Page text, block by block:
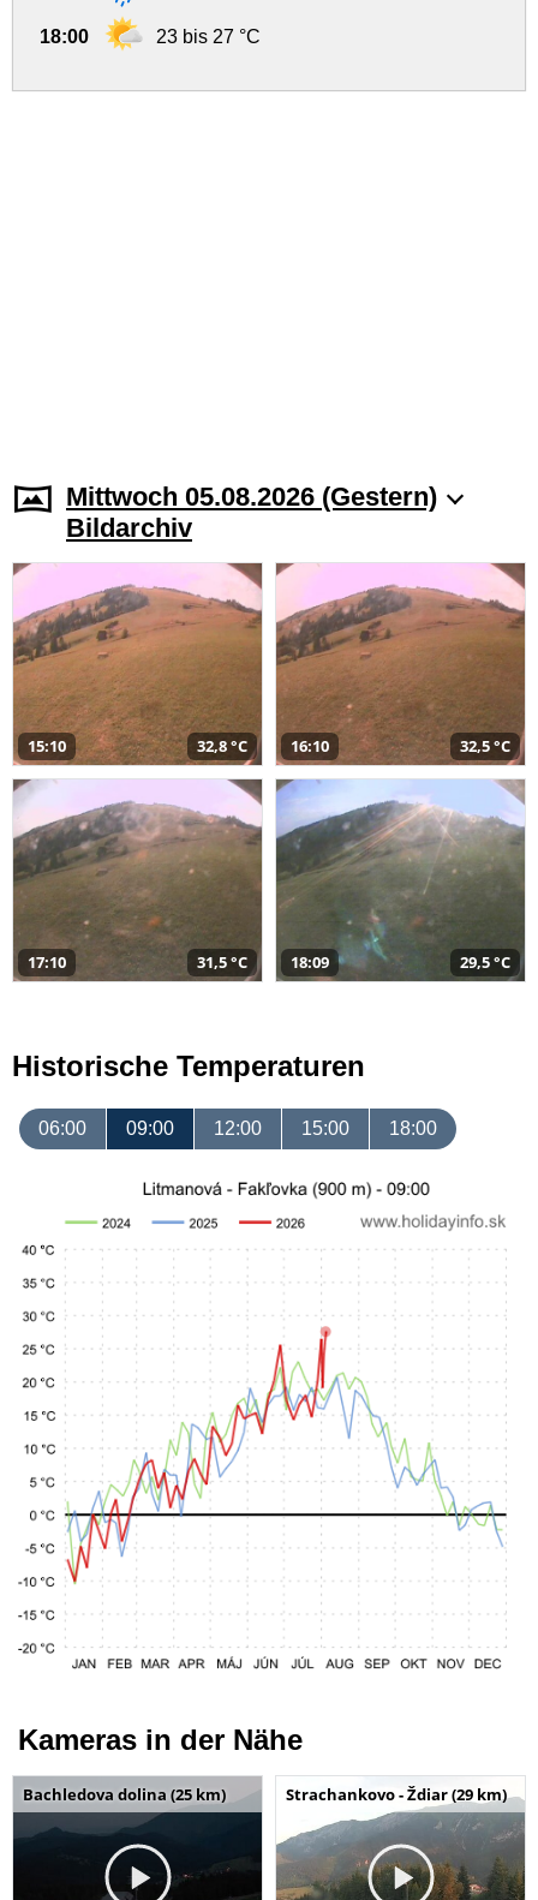
18:00 23 bis 27 °C
Mittwoch 05.08.2026 (Gestern)
Bildarchiv
15:10 32,8 °C 16:10 32,5 °C
17:10 31,5 °C 18:09 29,5 °C
Historische Temperaturen
06:00 09:00 12:00 15:00 18:00
Kameras in der Nähe
Bachledova dolina (25 km) Strachankovo - Ždiar (29 km)